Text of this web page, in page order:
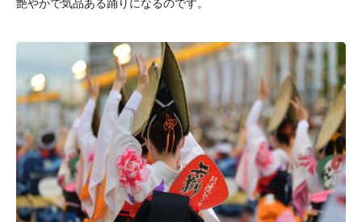
艶やかで気品ある踊りになるのです。